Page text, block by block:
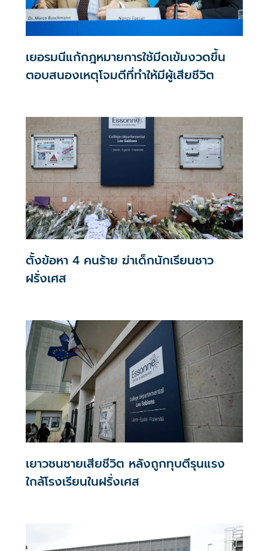
เยอรมนีแก้กฎหมายการใช้มีดเข้มงวดขึ้น
ตอบสนองเหตุโจมตีที่ทำให้มีผู้เสียชีวิต
ตั้งข้อหา 4 คนร้าย ฆ่าเด็กนักเรียนชาว
ฝรั่งเศส
เยาวชนชายเสียชีวิต หลังถูกทุบตีรุนแรง
ใกล้โรงเรียนในฝรั่งเศส